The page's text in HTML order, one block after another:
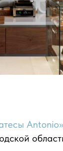
Antonio»